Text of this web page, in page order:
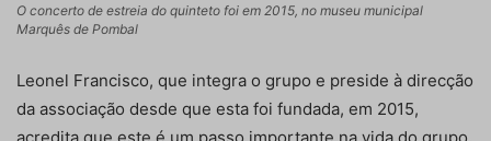
O concerto de estreia do quinteto foi em 2015, no museu municipal
Marquês de Pombal
Leonel Francisco, que integra o grupo e preside à direcção
da associação desde que esta foi fundada, em 2015,
acredita que este é um passo importante na vida do grupo,